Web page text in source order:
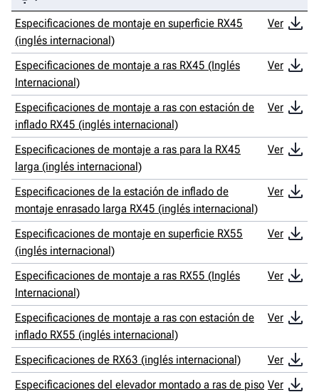
Especificaciones de montaje en superficie RX45
(inglés internacional)
Ver
Especificaciones de montaje a ras RX45 (Inglés
Internacional)
Ver
Especificaciones de montaje a ras con estación de
inflado RX45 (inglés internacional)
Ver
Especificaciones de montaje a ras para la RX45
larga (inglés internacional)
Ver
Especificaciones de la estación de inflado de
montaje enrasado larga RX45 (inglés internacional)
Ver
Especificaciones de montaje en superficie RX55
(inglés internacional)
Ver
Especificaciones de montaje a ras RX55 (Inglés
Internacional)
Ver
Especificaciones de montaje a ras con estación de
inflado RX55 (inglés internacional)
Ver
Especificaciones de RX63 (inglés internacional)
Ver
Especificaciones del elevador montado a ras de piso Ver